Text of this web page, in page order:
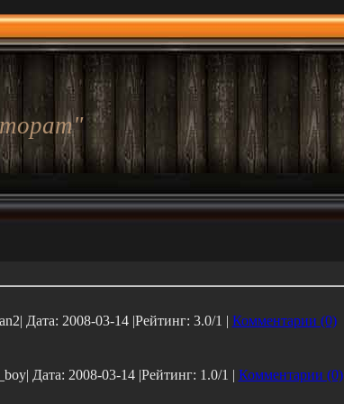
Дата: 2008-03-14|Рейтинг: 3.0/1 | Комментарии (0)
Дата: 2008-03-14|Рейтинг: 1.0/1 | Комментарии (0)